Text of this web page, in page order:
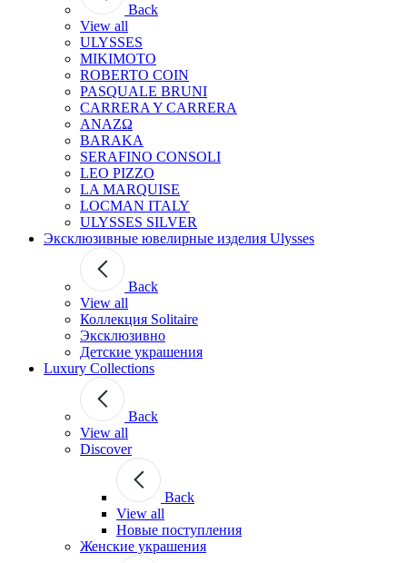
Back
View all
ULYSSES
MIKIMOTO
ROBERTO COIN
PASQUALE BRUNI
CARRERA Y CARRERA
ANAZΩ
BARAKA
SERAFINO CONSOLI
LEO PIZZO
LA MARQUISE
LOCMAN ITALY
ULYSSES SILVER
Эксклюзивные ювелирные изделия Ulysses
Back
View all
Коллекция Solitaire
Эксклюзивно
Детские украшения
Luxury Collections
Back
View all
Discover
Back
View all
Новые поступления
Женские украшения